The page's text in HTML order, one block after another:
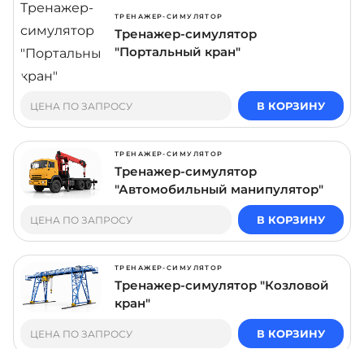
ТРЕНАЖЕР-СИМУЛЯТОР
Тренажер-симулятор
"Портальный кран"
ЦЕНА ПО ЗАПРОСУ В КОРЗИНУ
ТРЕНАЖЕР-СИМУЛЯТОР
Тренажер-симулятор
"Автомобильный манипулятор"
ЦЕНА ПО ЗАПРОСУ В КОРЗИНУ
ТРЕНАЖЕР-СИМУЛЯТОР
Тренажер-симулятор "Козловой
кран"
ЦЕНА ПО ЗАПРОСУ В КОРЗИНУ